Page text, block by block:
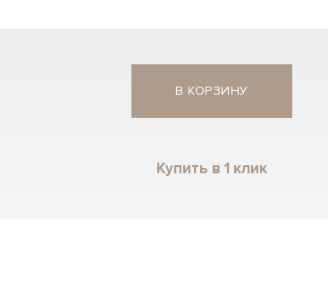
В КОРЗИНУ
Купить в 1 клик